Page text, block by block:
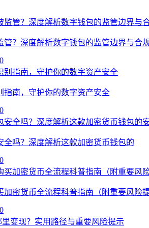
管？深度解析数字钱包的监管边界与合
0
指南，守护你的数字资产安全
0
全吗？深度解析这款加密货币钱包的
0
加密货币全流程科普指南（附重要风险
0